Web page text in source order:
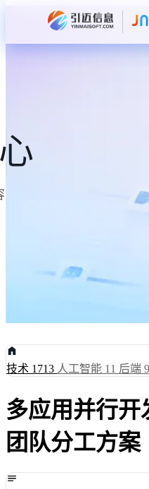
技术 1713 人工智能 11 后端 9
多应用并行
团队分工方案